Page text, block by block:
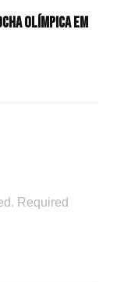
olímpica em
Required